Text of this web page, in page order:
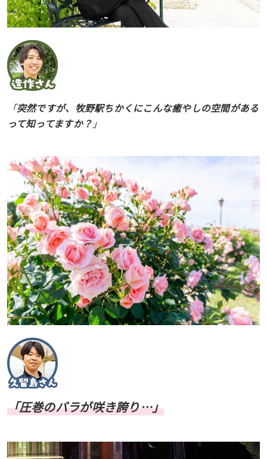
「突然ですが、牧野駅ちかくにこんな癒やしの空間がある
って知ってますか？ 」
「圧巻のバラが咲き誇り…」